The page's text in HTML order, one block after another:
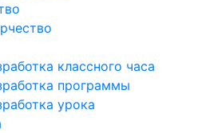
классного часа
программы
урока